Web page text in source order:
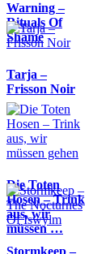
Warning –
Rituals Of
Shame
Tarja –
Frisson Noir
Die Toten
Hosen – Trink
aus, wir
müssen …
Stormkeep –